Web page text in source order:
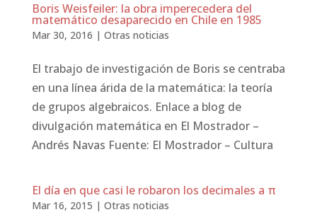
Boris Weisfeiler: la obra imperecedera del
matemático desaparecido en Chile en 1985
Mar 30, 2016 | Otras noticias
El trabajo de investigación de Boris se centraba
en una línea árida de la matemática: la teoría
de grupos algebraicos. Enlace a blog de
divulgación matemática en El Mostrador –
Andrés Navas Fuente: El Mostrador – Cultura
El día en que casi le robaron los decimales a π
Mar 16, 2015 | Otras noticias